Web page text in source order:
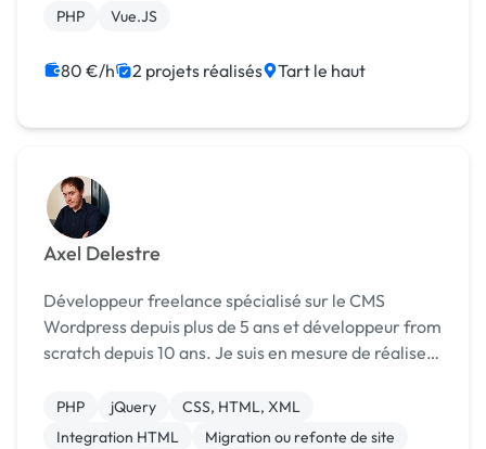
passionné, j'aime partager ma vision et mon
PHP Vue.JS
80 €/h 2 projets réalisés Tart le haut
Axel Delestre
Développeur freelance spécialisé sur le CMS
Wordpress depuis plus de 5 ans et développeur from
scratch depuis 10 ans. Je suis en mesure de réaliser
qu'il soit e-commerce ou vitrine. Les langa...
PHP jQuery
CSS, HTML, XML
Integration HTML
Migration ou refonte de site